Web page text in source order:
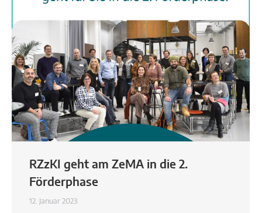
RZzKI geht am ZeMA in die 2.
Förderphase
12. Januar 2023